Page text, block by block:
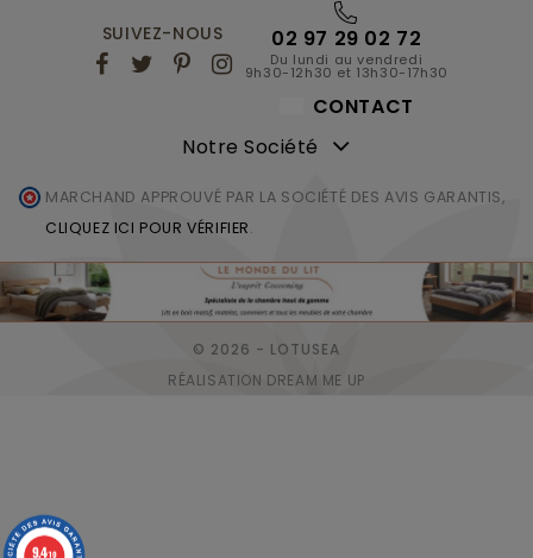
SUIVEZ-NOUS 02 97 29 02 72
Du lundi au vendredi
9h30-12h30 et 13h30-17h30
CONTACT
Notre Société
MARCHAND APPROUVÉ PAR LA SOCIÉTÉ DES AVIS GARANTIS,
CLIQUEZ ICI POUR VÉRIFIER.
© 2026 - LOTUSEA
RÉALISATION DREAM ME UP
9.4/10